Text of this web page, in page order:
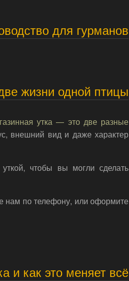
для гурманов
жизни одной птицы
утка — это две разные
внешний вид и даже характер
чтобы вы могли сделать
нам по телефону, или оформите
и как это меняет всё